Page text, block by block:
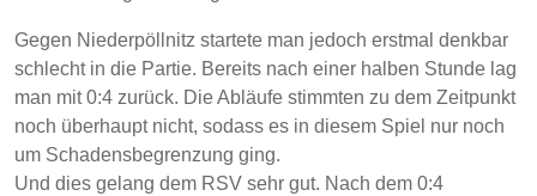
Gegen Niederpöllnitz startete man jedoch erstmal denkbar
schlecht in die Partie. Bereits nach einer halben Stunde lag
man mit 0:4 zurück. Die Abläufe stimmten zu dem Zeitpunkt
noch überhaupt nicht, sodass es in diesem Spiel nur noch
um Schadensbegrenzung ging.
Und dies gelang dem RSV sehr gut. Nach dem 0:4